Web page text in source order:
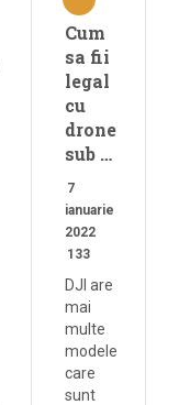
Cum
sa fii
legal
cu
drone
sub …
7
ianuarie
2022
133
DJI are
mai
multe
modele
care
sunt